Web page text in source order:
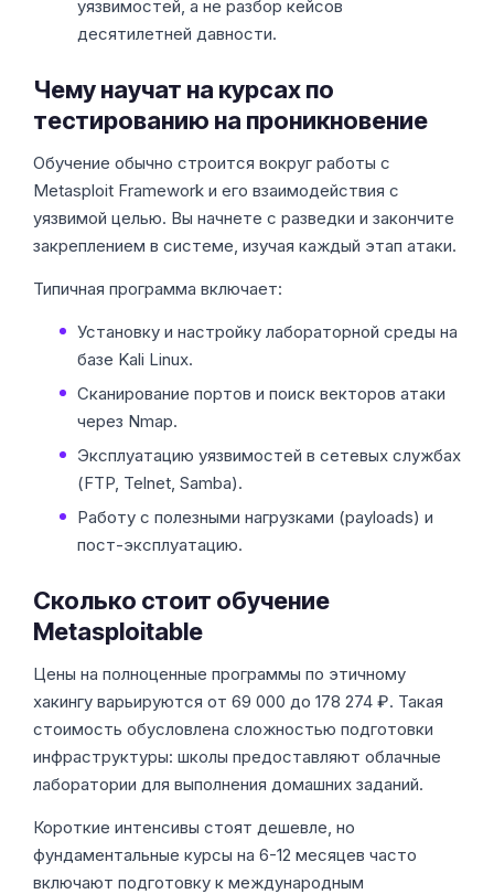
уязвимостей, а не разбор кейсов
десятилетней давности.
Чему научат на курсах по
тестированию на проникновение
Обучение обычно строится вокруг работы с
Metasploit Framework и его взаимодействия с
уязвимой целью. Вы начнете с разведки и закончите
закреплением в системе, изучая каждый этап атаки.
Типичная программа включает:
Установку и настройку лабораторной среды на
базе Kali Linux.
Сканирование портов и поиск векторов атаки
через Nmap.
Эксплуатацию уязвимостей в сетевых службах
(FTP, Telnet, Samba).
Работу с полезными нагрузками (payloads) и
пост-эксплуатацию.
Сколько стоит обучение
Metasploitable
Цены на полноценные программы по этичному
хакингу варьируются от 69 000 до 178 274 ₽. Такая
стоимость обусловлена сложностью подготовки
инфраструктуры: школы предоставляют облачные
лаборатории для выполнения домашних заданий.
Короткие интенсивы стоят дешевле, но
фундаментальные курсы на 6-12 месяцев часто
включают подготовку к международным